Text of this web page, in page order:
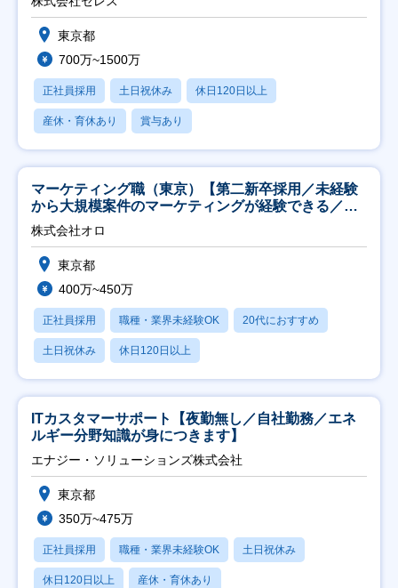
東京都
700万~1500万
正社員採用 土日祝休み 休日120日以上
産休・育休あり 賞与あり
マーケティング職（東京）【第二新卒採用／未経験
から大規模案件のマーケティングが経験できる／研
修充実】
株式会社オロ
東京都
400万~450万
正社員採用 職種・業界未経験OK 20代におすすめ
土日祝休み 休日120日以上
ITカスタマーサポート【夜勤無し／自社勤務／エネ
ルギー分野知識が身につきます】
エナジー・ソリューションズ株式会社
東京都
350万~475万
正社員採用 職種・業界未経験OK 土日祝休み
休日120日以上 産休・育休あり